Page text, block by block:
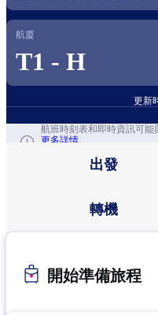
航廈
T1 - H
更新
前
航班時刻表和即時資訊可能
更多詳情。
出發
轉機
開始準備旅程